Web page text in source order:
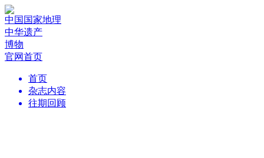
中国国家地理
中华遗产
博物
官网首页
首页
杂志内容
往期回顾